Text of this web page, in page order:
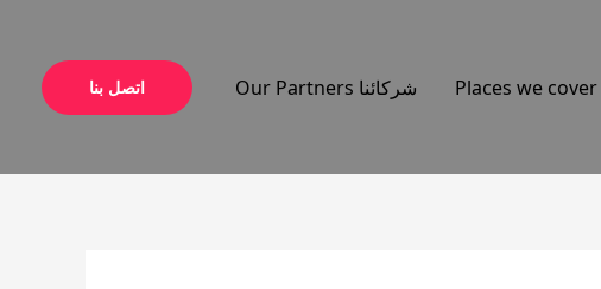
شركائنا Our Partners اتصل بنا